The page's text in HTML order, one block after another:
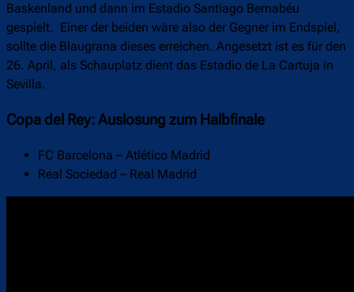
Baskenland und dann im Estadio Santiago Bernabéu
gespielt. Einer der beiden wäre also der Gegner im Endspiel,
sollte die Blaugrana dieses erreichen. Angesetzt ist es für den
26. April, als Schauplatz dient das Estadio de La Cartuja in
Sevilla.
Copa del Rey: Auslosung zum Halbfinale
FC Barcelona – Atlético Madrid
Real Sociedad – Real Madrid